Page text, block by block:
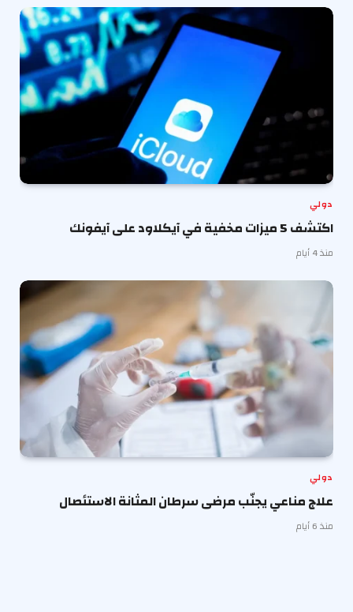
دولي
اكتشف 5 ميزات مخفية في آيكلاود على آيفونك
منذ 4 أيام
دولي
علاج مناعي يجنّب مرضى سرطان المثانة الاستئصال
منذ 6 أيام